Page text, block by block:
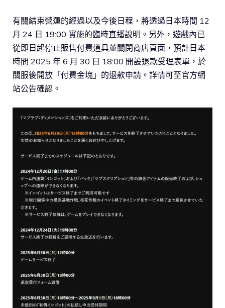
有關結束營運的經過以及今後日程，將透過日本時間 12
月 24 日 19:00 實施的臨時直播說明。另外，遊戲內已
從即日起停止販售付費道具並關閉商店頁面，預計日本
時間 2025 年 6 月 30 日 18:00 開設退款受理表單，於
關服後開放「付費金塊」的退款申請。詳情可至官方網
站公告確認。